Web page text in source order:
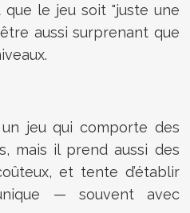
que le jeu soit "juste une
aussi surprenant que
jeu qui comporte des
mais il prend aussi des
et tente d’établir
— souvent avec